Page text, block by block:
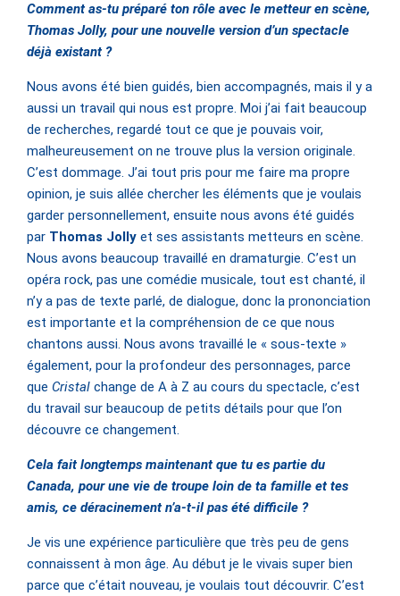
Comment as-tu préparé ton rôle avec le metteur en scène,
Thomas Jolly, pour une nouvelle version d’un spectacle
déjà existant ?
Nous avons été bien guidés, bien accompagnés, mais il y a
aussi un travail qui nous est propre. Moi j’ai fait beaucoup
de recherches, regardé tout ce que je pouvais voir,
malheureusement on ne trouve plus la version originale.
C’est dommage. J’ai tout pris pour me faire ma propre
opinion, je suis allée chercher les éléments que je voulais
garder personnellement, ensuite nous avons été guidés
par Thomas Jolly et ses assistants metteurs en scène.
Nous avons beaucoup travaillé en dramaturgie. C’est un
opéra rock, pas une comédie musicale, tout est chanté, il
n’y a pas de texte parlé, de dialogue, donc la prononciation
est importante et la compréhension de ce que nous
chantons aussi. Nous avons travaillé le « sous-texte »
également, pour la profondeur des personnages, parce
que Cristal change de A à Z au cours du spectacle, c’est
du travail sur beaucoup de petits détails pour que l’on
découvre ce changement.
Cela fait longtemps maintenant que tu es partie du
Canada, pour une vie de troupe loin de ta famille et tes
amis, ce déracinement n’a-t-il pas été difficile ?
Je vis une expérience particulière que très peu de gens
connaissent à mon âge. Au début je le vivais super bien
parce que c’était nouveau, je voulais tout découvrir. C’est